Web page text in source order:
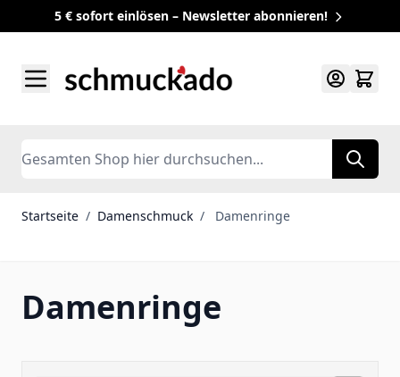
5 € sofort einlösen – Newsletter abonnieren!
Search
Startseite / Damenschmuck / Damenringe
Damenringe